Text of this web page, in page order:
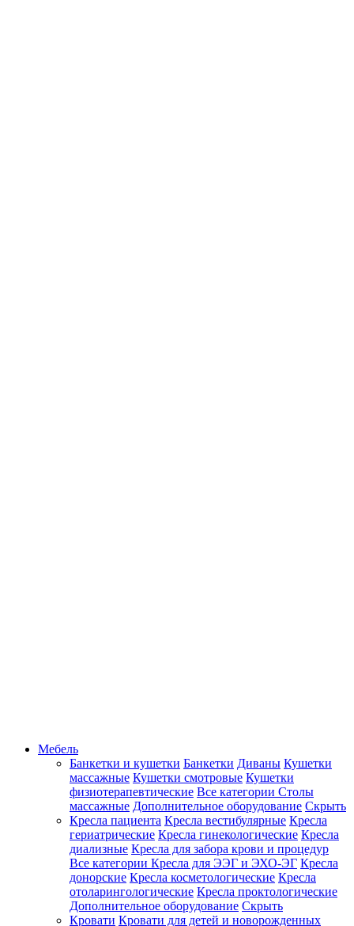
Мебель
Банкетки и кушетки Банкетки Диваны Кушетки
массажные Кушетки смотровые Кушетки
физиотерапевтические Все категории Столы
массажные Дополнительное оборудование Скрыть
Кресла пациента Кресла вестибулярные Кресла
гериатрические Кресла гинекологические Кресла
диализные Кресла для забора крови и процедур
Все категории Кресла для ЭЭГ и ЭХО-ЭГ Кресла
донорские Кресла косметологические Кресла
отоларингологические Кресла проктологические
Дополнительное оборудование Скрыть
Кровати Кровати для детей и новорожденных